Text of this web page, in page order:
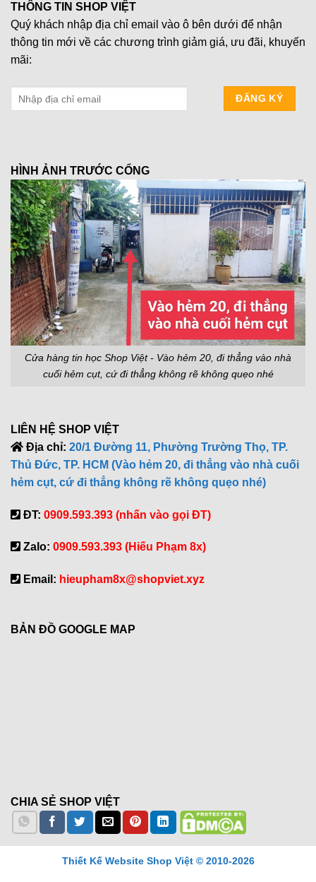
THÔNG TIN SHOP VIỆT
Quý khách nhập địa chỉ email vào ô bên dưới để nhận
thông tin mới về các chương trình giảm giá, ưu đãi, khuyến
mãi:
HÌNH ẢNH TRƯỚC CỔNG
Cửa hàng tin học Shop Việt - Vào hẻm 20, đi thẳng vào nhà
cuối hẻm cụt, cứ đi thẳng không rẽ không quẹo nhé
LIÊN HỆ SHOP VIỆT
Địa chỉ: 20/1 Đường 11, Phường Trường Thọ, TP.
Thủ Đức, TP. HCM (Vào hẻm 20, đi thẳng vào nhà cuối
hẻm cụt, cứ đi thẳng không rẽ không quẹo nhé)
ĐT: 0909.593.393 (nhấn vào gọi ĐT)
Zalo: 0909.593.393 (Hiếu Phạm 8x)
Email: hieupham8x@shopviet.xyz
BẢN ĐỒ GOOGLE MAP
CHIA SẺ SHOP VIỆT
Thiết Kế Website Shop Việt © 2010-2026